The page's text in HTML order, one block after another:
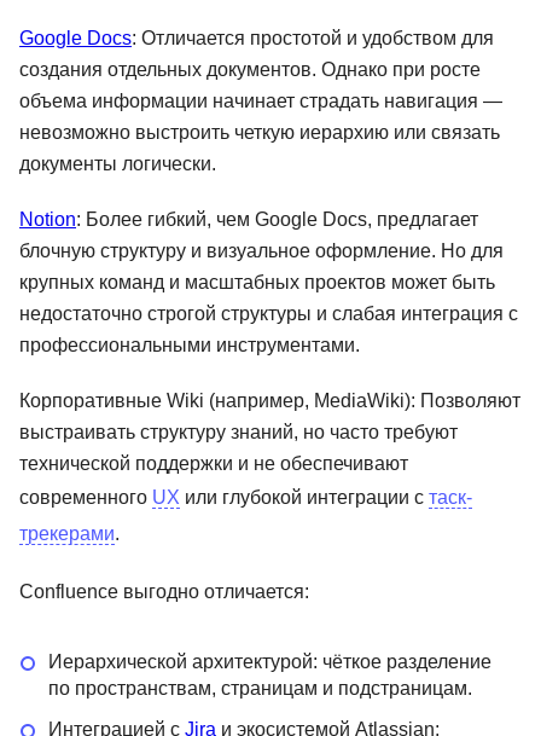
Google Docs: Отличается простотой и удобством для
создания отдельных документов. Однако при росте
объема информации начинает страдать навигация —
невозможно выстроить четкую иерархию или связать
документы логически.
Notion: Более гибкий, чем Google Docs, предлагает
блочную структуру и визуальное оформление. Но для
крупных команд и масштабных проектов может быть
недостаточно строгой структуры и слабая интеграция с
профессиональными инструментами.
Корпоративные Wiki (например, MediaWiki): Позволяют
выстраивать структуру знаний, но часто требуют
технической поддержки и не обеспечивают
современного UX или глубокой интеграции с таск-
трекерами.
Confluence выгодно отличается:
Иерархической архитектурой: чёткое разделение
по пространствам, страницам и подстраницам.
Интеграцией с Jira и экосистемой Atlassian: